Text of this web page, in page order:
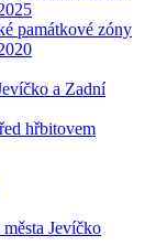
památkové zóny
a Zadní
hřbitovem
Jevíčko